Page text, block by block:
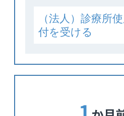
（法人）診療所
付を受ける